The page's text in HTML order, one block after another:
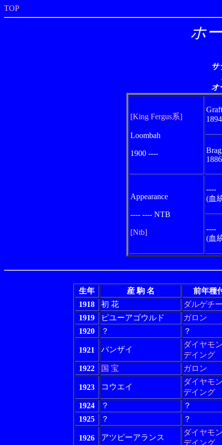
TOP
ホ
サ
オ
[King Fergus系]
Loombah
1900 ----
Appearance
---- ---- NTB
[Ntb]
----
(血
----
(血
生年 産 駒 名
前年種
1918
初 花
ダルゲチ
1919
ピユーアゴウルド
ガロン
1920
？ ？
1921 バンザイ
ダイヤモ
デイング
1922
国 宝 ガロン
1923 コウエイ
ダイヤモ
デイング
1924
？
？
1925
？ ？
1926 アツピーアランス
ダイヤモ
デイング